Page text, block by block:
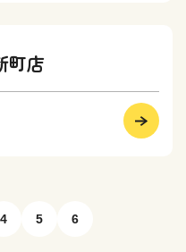
町店
4 5 6